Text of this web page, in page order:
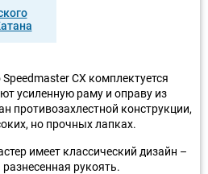
CX комплектуется
усиленную раму и оправу из
противозахлестной конструкции,
но прочных лапках.
имеет классический дизайн –
рукоять.